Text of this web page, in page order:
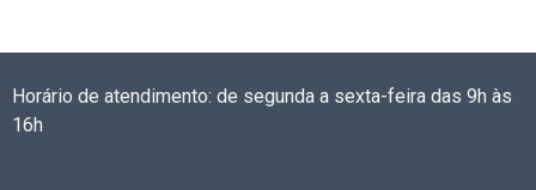
Horário de atendimento: de segunda a sexta-feira das 9h às
16h